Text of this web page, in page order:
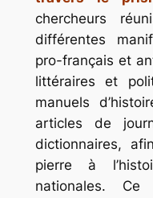
chercheurs
différentes
pro-français et
littéraires et
manuels
articles de
dictionnaires,
pierre à
nationales.